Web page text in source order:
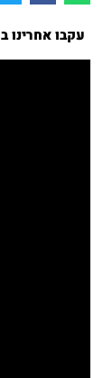
עקבו אחרינו